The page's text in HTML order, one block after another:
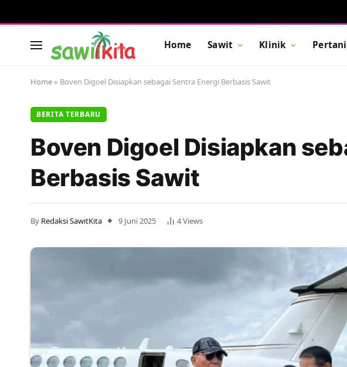
Home Sawit Klinik
Home » Boven Digoel Disiapkan sebagai Sentra Energi Berbasis Sawit
BERITA TERBARU
Boven Digoel Disiapkan
Berbasis Sawit
By Redaksi SawitKita 9 Juni 2025 4Views